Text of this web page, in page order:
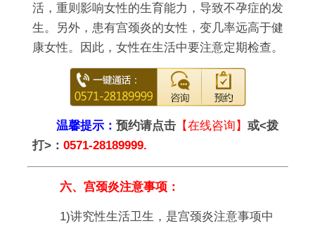
活，重则影响女性的生育能力，导致不孕症的发
生。另外，患有宫颈炎的女性，变几率远高于健
康女性。因此，女性在生活中要注意定期检查。
温馨提示： 预约请点击【在线咨询】 或<拨
打>： 0571-28189999.
六、宫颈炎注意事项：
1)讲究性生活卫生，是宫颈炎注意事项中